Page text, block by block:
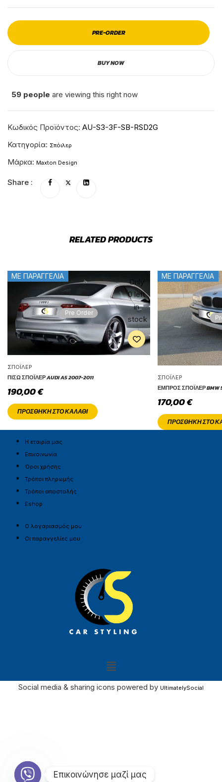
PRE-ORDER
BUY NOW
59 people are viewing this right now
Κωδικός Προϊόντος: AU-S3-3F-SB-RSD2G
Κατηγορία: Σπόιλερ
Μάρκα: Maxton Design
Share :
RELATED PRODUCTS
ΜΕ ΠΑΡΑΓΓΕΛΙΑ
Only
0 left
in
stock
Pre Order
ΣΠΌΙΛΕΡ
ΠΊΣΩ ΣΠΌΙΛΕΡ AUDI A5 2007-2011
190,00€
ΠΡΟΣΘΉΚΗ ΣΤΟ ΚΑΛΆΘΙ
ΜΕ ΠΑΡΑΓΓΕΛΙΑ
ΣΠΌΙΛΕΡ
ΕΜΠΡΌΣ ΣΠΌΙΛΕΡ BMW
170,00€
ΠΡΟΣΘΉΚΗ ΣΤΟ
Η εταιρία μας
Επικοινωνία
Όροι χρήσης
Τρόποι πληρωμής
Τρόποι αποστολής
Eshop
Ο λογαριασμός μου
Οι παραγγελίες μου
Social media & sharing icons powered by UltimatelySocial
Επικοινώνησε μαζί μας